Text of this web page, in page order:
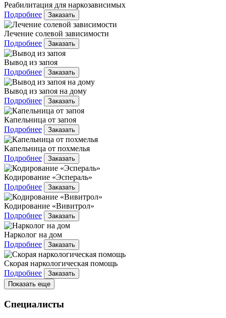
Реабилитация для наркозависимых
Подробнее
Заказать
Лечение солевой зависимости
Подробнее
Заказать
Вывод из запоя
Подробнее
Заказать
Вывод из запоя на дому
Подробнее
Заказать
Капельница от запоя
Подробнее
Заказать
Капельница от похмелья
Подробнее
Заказать
Кодирование «Эспераль»
Подробнее
Заказать
Кодирование «Вивитрол»
Подробнее
Заказать
Нарколог на дом
Подробнее
Заказать
Скорая наркологическая помощь
Подробнее
Заказать
Показать еще
Специалисты